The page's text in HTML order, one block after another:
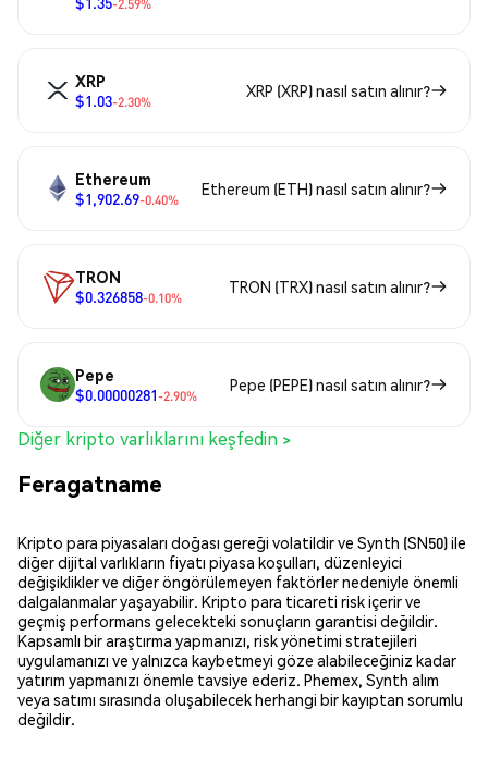
-2.59%
XRP
$1.03-2.30%
XRP (XRP) nasıl satın alınır?
Ethereum
$1,902.69-0.40%
Ethereum (ETH) nasıl satın alınır?
TRON
$0.326858-0.10%
TRON (TRX) nasıl satın alınır?
Pepe
$0.00000281-2.90%
Pepe (PEPE) nasıl satın alınır?
Diğer kripto varlıklarını keşfedin >
Feragatname
Kripto para piyasaları doğası gereği volatildir ve Synth (SN50) ile
diğer dijital varlıkların fiyatı piyasa koşulları, düzenleyici
değişiklikler ve diğer öngörülemeyen faktörler nedeniyle önemli
dalgalanmalar yaşayabilir. Kripto para ticareti risk içerir ve
geçmiş performans gelecekteki sonuçların garantisi değildir.
Kapsamlı bir araştırma yapmanızı, risk yönetimi stratejileri
uygulamanızı ve yalnızca kaybetmeyi göze alabileceğiniz kadar
yatırım yapmanızı önemle tavsiye ederiz. Phemex, Synth alım
veya satımı sırasında oluşabilecek herhangi bir kayıptan sorumlu
değildir.